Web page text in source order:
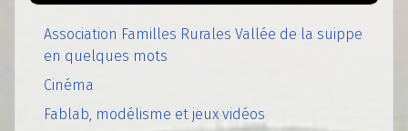
Association Familles Rurales Vallée de la suippe
en quelques mots
Cinéma
Fablab, modélisme et jeux vidéos